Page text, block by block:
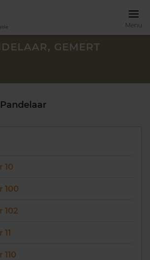
Menu
GEMERT
10
100
102
110